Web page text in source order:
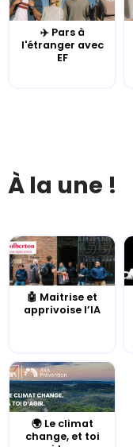
✈️ Pars à
l'étranger avec
EF
À la une !
🤖 Maitrise et
apprivoise l’IA
🌍 Le climat
change, et toi